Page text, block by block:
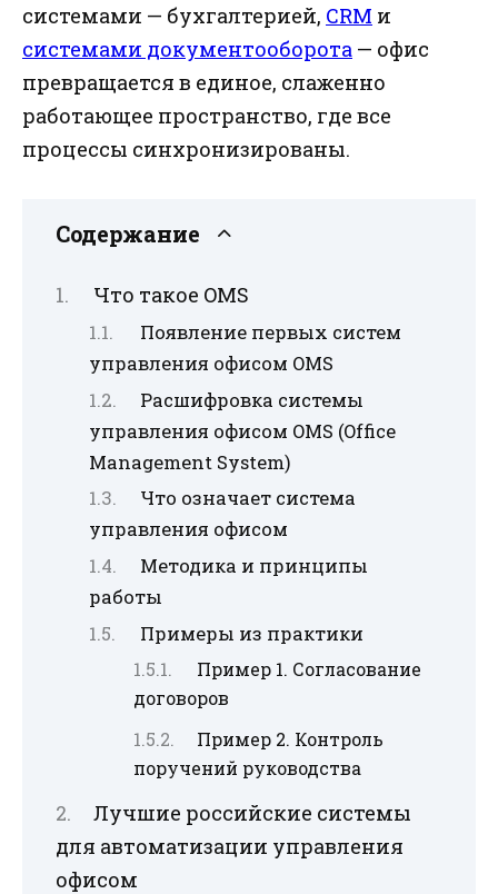
системами — бухгалтерией, CRM и
системами документооборота — офис
превращается в единое, слаженно
работающее пространство, где все
процессы синхронизированы.
Содержание
Что такое OMS
Появление первых систем
управления офисом OMS
Расшифровка системы
управления офисом OMS (Office
Management System)
Что означает система
управления офисом
Методика и принципы
работы
Примеры из практики
Пример 1. Согласование
договоров
Пример 2. Контроль
поручений руководства
Лучшие российские системы
для автоматизации управления
офисом